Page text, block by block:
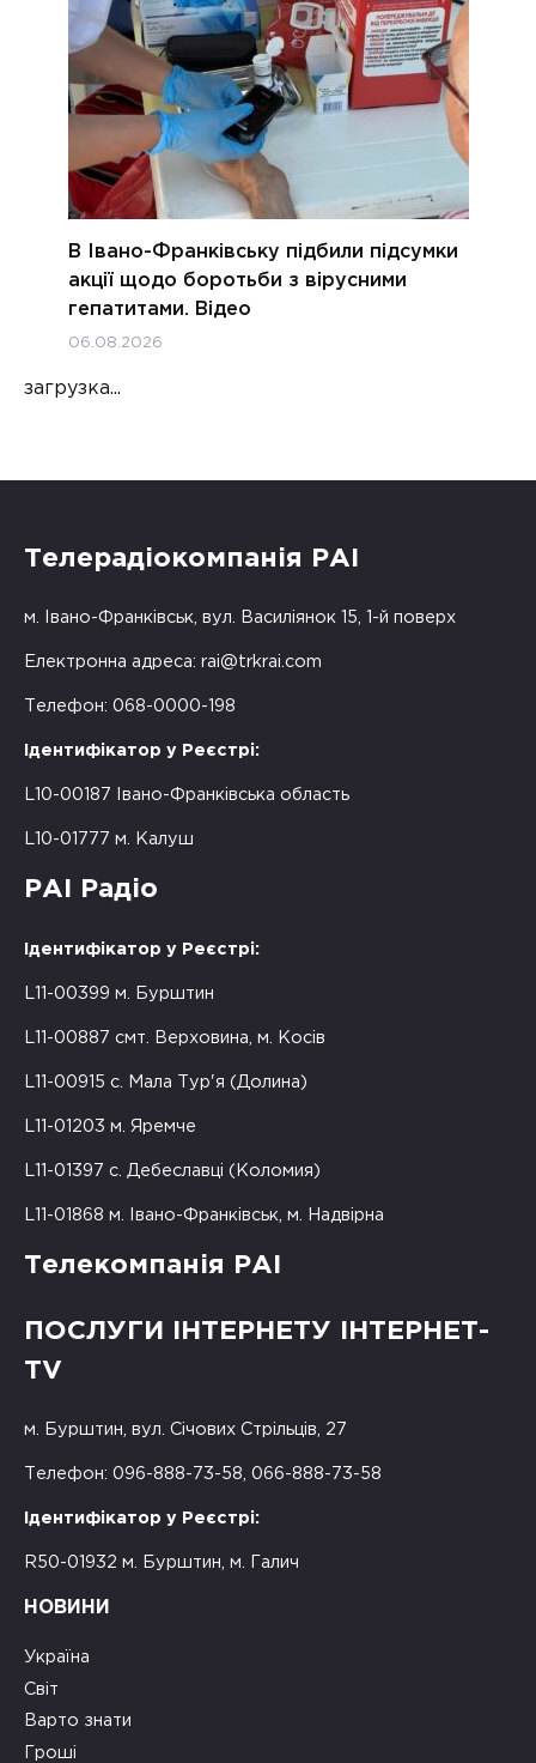
В Івано-Франківську підбили підсумки
акції щодо боротьби з вірусними
гепатитами. Відео
06.08.2026
загрузка...
Телерадіокомпанія РАІ
м. Івано-Франківськ, вул. Василіянок 15, 1-й поверх
Електронна адреса: rai@trkrai.com
Телефон: 068-0000-198
Ідентифікатор у Реєстрі:
L10-00187 Івано-Франківська область
L10-01777 м. Калуш
РАІ Радіо
Ідентифікатор у Реєстрі:
L11-00399 м. Бурштин
L11-00887 смт. Верховина, м. Косів
L11-00915 с. Мала Тур'я (Долина)
L11-01203 м. Яремче
L11-01397 с. Дебеславці (Коломия)
L11-01868 м. Івано-Франківськ, м. Надвірна
Телекомпанія РАІ
ПОСЛУГИ ІНТЕРНЕТУ ІНТЕРНЕТ-
TV
м. Бурштин, вул. Січових Стрільців, 27
Телефон: 096-888-73-58, 066-888-73-58
Ідентифікатор у Реєстрі:
R50-01932 м. Бурштин, м. Галич
НОВИНИ
Україна
Світ
Варто знати
Гроші